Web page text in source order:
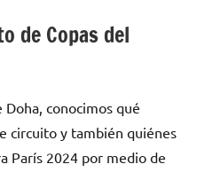
de Copas del
Doha, conocimos qué
circuito y también quiénes
París 2024 por medio de